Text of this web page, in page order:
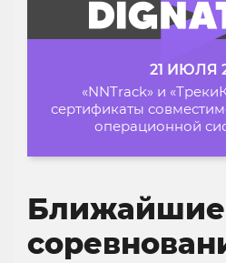
21 ИЮЛЯ
«NNTrack» и
сертификаты
операционной
Ближайшие